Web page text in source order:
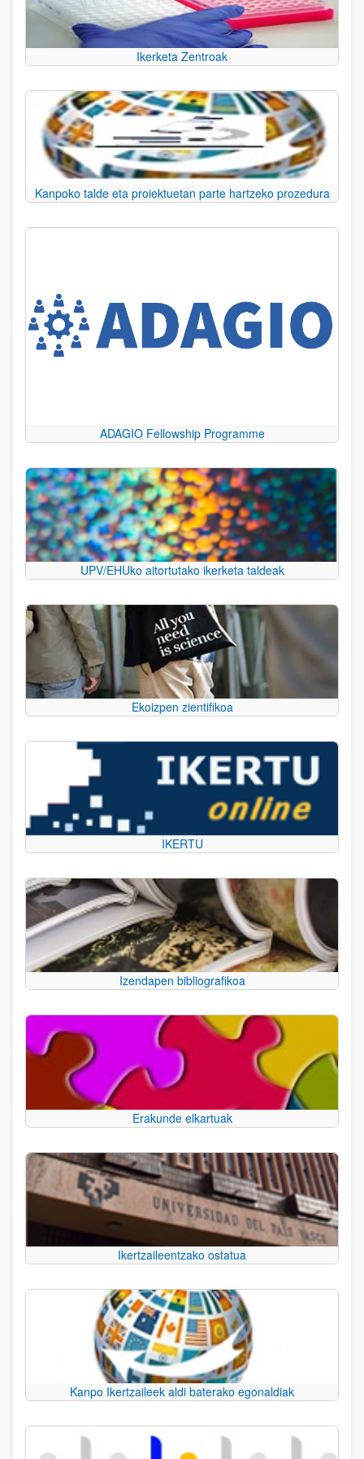
Ikerketa Zentroak
Kanpoko talde eta proiektuetan parte hartzeko prozedura
ADAGIO Fellowship Programme
UPV/EHUko aitortutako ikerketa taldeak
Ekoizpen zientifikoa
IKERTU
Izendapen bibliografikoa
Erakunde elkartuak
Ikertzaileentzako ostatua
Kanpo Ikertzaileek aldi baterako egonaldiak